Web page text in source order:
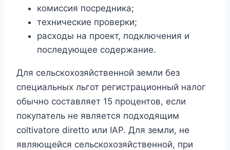
комиссия посредника;
технические проверки;
расходы на проект, подключения и
последующее содержание.
Для сельскохозяйственной земли без
специальных льгот регистрационный налог
обычно составляет 15 процентов, если
покупатель не является подходящим
coltivatore diretto или IAP. Для земли, не
являющейся сельскохозяйственной, при